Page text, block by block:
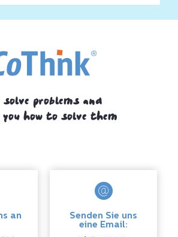
solve problems and
how to solve them
an
Senden Sie uns
eine Email: